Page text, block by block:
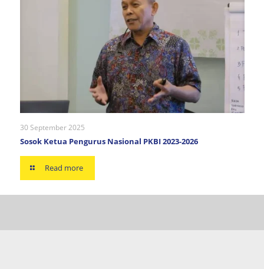
30 September 2025
Sosok Ketua Pengurus Nasional PKBI 2023-2026
Read more